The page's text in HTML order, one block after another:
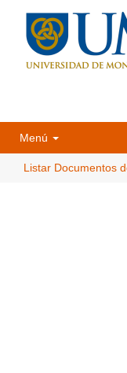
Menú
Listar Documentos